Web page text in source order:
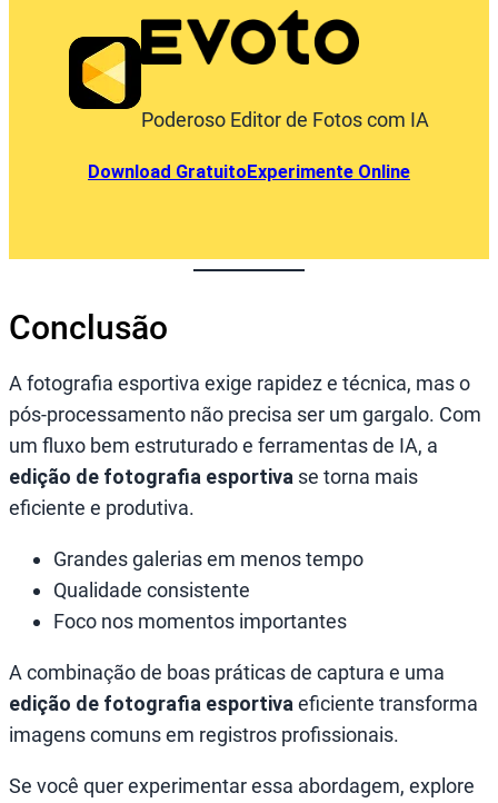
Poderoso Editor de Fotos com IA
Download GratuitoExperimente Online
Conclusão
A fotografia esportiva exige rapidez e técnica, mas o
pós-processamento não precisa ser um gargalo. Com
um fluxo bem estruturado e ferramentas de IA, a
edição de fotografia esportiva se torna mais
eficiente e produtiva.
Grandes galerias em menos tempo
Qualidade consistente
Foco nos momentos importantes
A combinação de boas práticas de captura e uma
edição de fotografia esportiva eficiente transforma
imagens comuns em registros profissionais.
Se você quer experimentar essa abordagem, explore